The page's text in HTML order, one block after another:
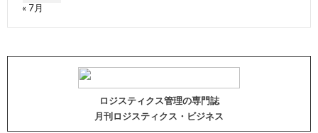
« 7月
ロジスティクス管理の専門誌
月刊ロジスティクス・ビジネス